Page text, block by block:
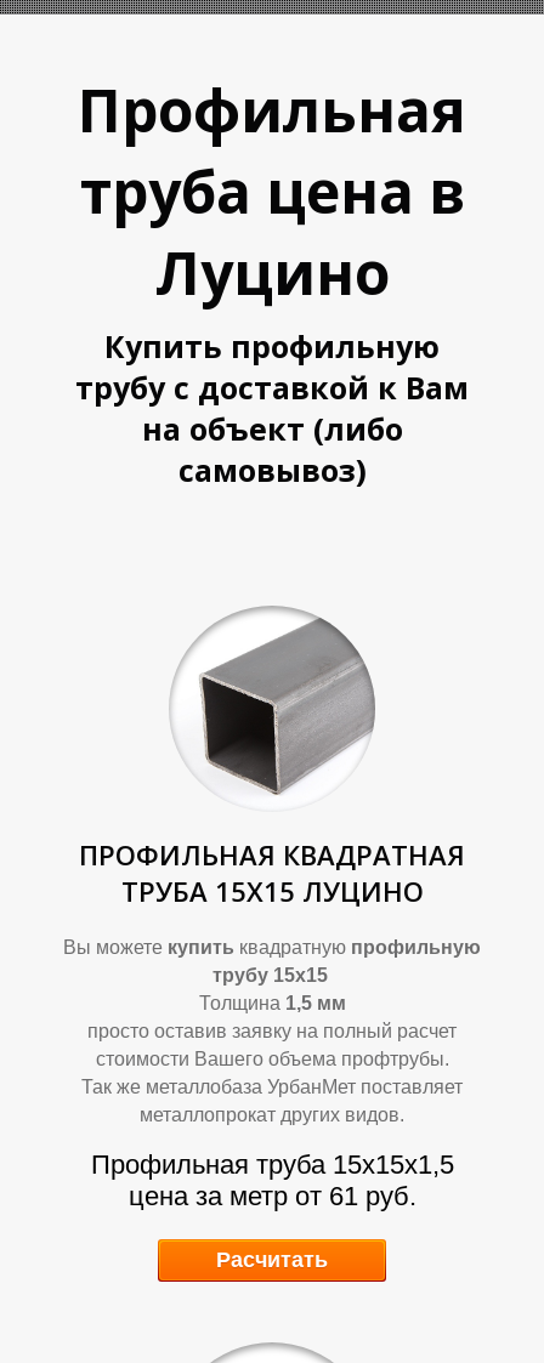
А
Л
Профильная
труба цена в
Луцино
Купить профильную
трубу с доставкой к Вам
на объект (либо
самовывоз)
ПРОФИЛЬНАЯ КВАДРАТНАЯ
ТРУБА 15Х15 ЛУЦИНО
Вы можете купить квадратную профильную
трубу 15х15
Толщина 1,5 мм
просто оставив заявку на полный расчет
стоимости Вашего объема профтрубы.
Так же металлобаза УрбанМет поставляет
металлопрокат других видов.
Профильная труба 15х15х1,5
цена за метр от 61 руб.
Расчитать
А
Л